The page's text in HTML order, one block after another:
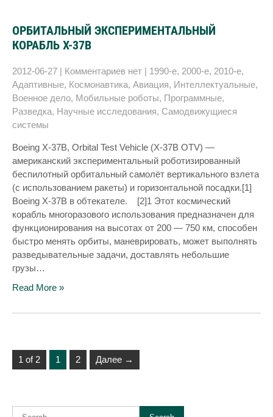
ОРБИТАЛЬНЫЙ ЭКСПЕРИМЕНТАЛЬНЫЙ
КОРАБЛЬ X-37B
2012-06-27 | Комментариев нет | 1990-е, 2000-е, 2010-е,
Адаптивные, Космонавтика, Авиация, Интеллектуальные,
Военное дело, Мобильные роботы, Программные,
Разведка, Научные исследования, Самодвижущиеся
системы
Boeing X-37B, Orbital Test Vehicle (X-37B OTV) —
американский экспериментальный роботизированный
беспилотный орбитальный самолёт вертикального взлета
(с использованием ракеты) и горизонтальной посадки.[1]
Boeing X-37B в обтекателе. [2]1 Этот космический
корабль многоразового использования предназначен для
функционирования на высотах от 200 — 750 км, способен
быстро менять орбиты, маневрировать, может выполнять
разведывательные задачи, доставлять небольшие
грузы…
Read More »
1 of 2 1 2 Далее →